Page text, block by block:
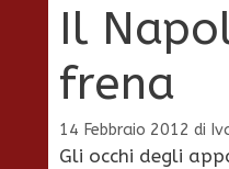
Il
frena
14 Febbraio 2012 di
Gli occhi degli